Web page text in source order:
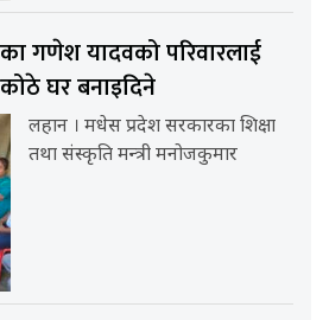
गणेश यादवको परिवारलाई
घर बनाइदिने
लहान । मधेस प्रदेश सरकारका शिक्षा
तथा संस्कृति मन्त्री मनोजकुमार